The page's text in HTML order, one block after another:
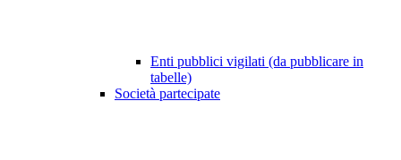
Enti pubblici vigilati (da pubblicare in
tabelle)
Società partecipate